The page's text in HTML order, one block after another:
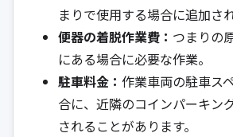
まりで使用する場合に追加さ
便器の着脱作業費： つまりの
にある場合に必要な作業。
駐車料金： 作業車両の駐車ス
合に、近隣のコインパーキン
されることがあります。